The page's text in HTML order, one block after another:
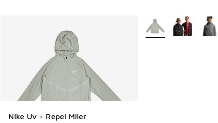
Nike Uv + Repel Miler
Plus de couleurs